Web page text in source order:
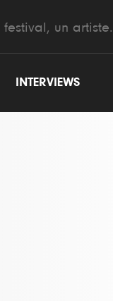
INTERVIEWS